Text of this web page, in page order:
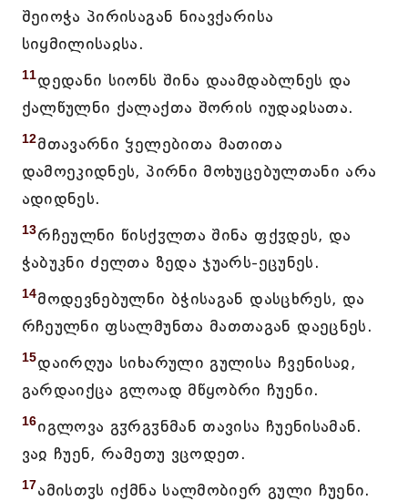
შეიოჭა პირისაგან ნიავქარისა
სიყმილისაჲსა.
11დედანი სიონს შინა დაამდაბლნეს და
ქალწულნი ქალაქთა შორის იუდაჲსათა.
12მთავარნი ჴელებითა მათითა
დამოეკიდნეს, პირნი მოხუცებულთანი არა
ადიდნეს.
13რჩეულნი წისქჳლთა შინა ფქჳდეს, და
ჭაბუკნი ძელთა ზედა ჯუარს-ეცუნეს.
14მოდევნებულნი ბჭისაგან დასცხრეს, და
რჩეულნი ფსალმუნთა მათთაგან დაეცნეს.
15დაირღუა სიხარული გულისა ჩვენისაჲ,
გარდაიქცა გლოად მწყობრი ჩუენი.
16იგლოვა გჳრგჳნმან თავისა ჩუენისამან.
ვაჲ ჩუენ, რამეთუ ვცოდეთ.
17ამისთჳს იქმნა სალმობიერ გული ჩუენი.